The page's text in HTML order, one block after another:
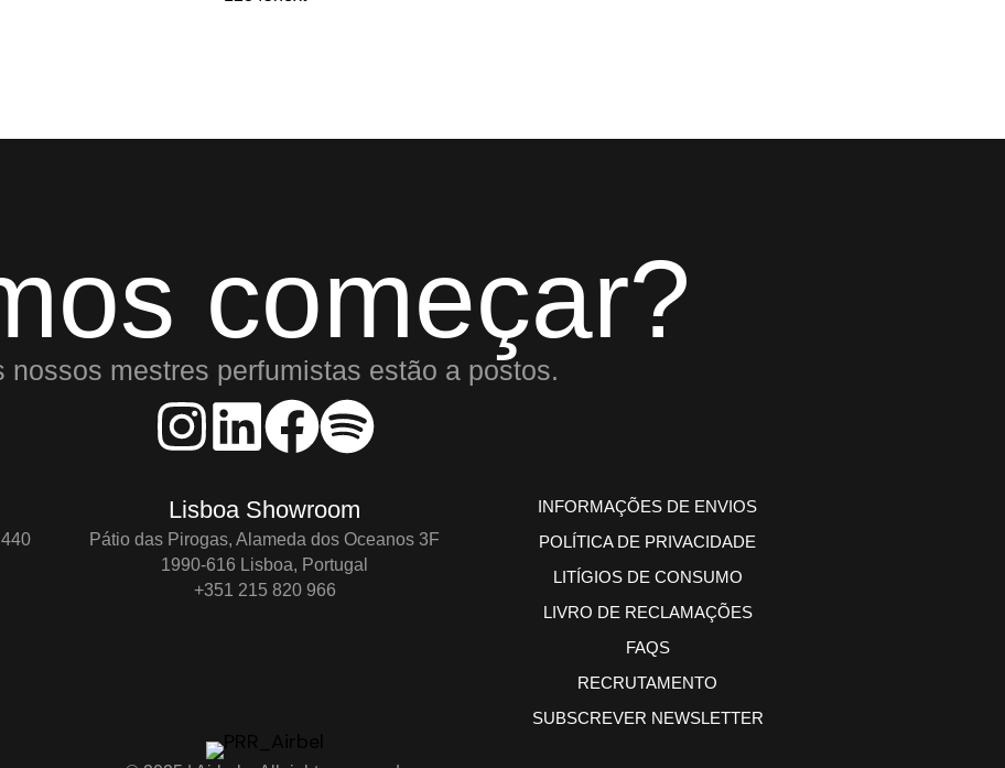
começar?
nossos mestres perfumistas estão a postos.
Lisboa Showroom
Pátio das Pirogas, Alameda dos Oceanos 3F
1990-616 Lisboa, Portugal
+351 215 820 966
INFORMAÇÕES DE ENVIOS
POLÍTICA DE PRIVACIDADE
LITÍGIOS DE CONSUMO
LIVRO DE RECLAMAÇÕES
FAQS
RECRUTAMENTO
SUBSCREVER NEWSLETTER